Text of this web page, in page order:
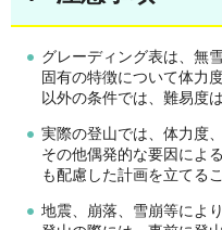
グレーディング表は、無
固有の特徴について体力
以外の条件では、難易度
実際の登山では、体力度
その他偶発的な要因によ
も配慮した計画を立てる
地震、崩落、雪崩等によ